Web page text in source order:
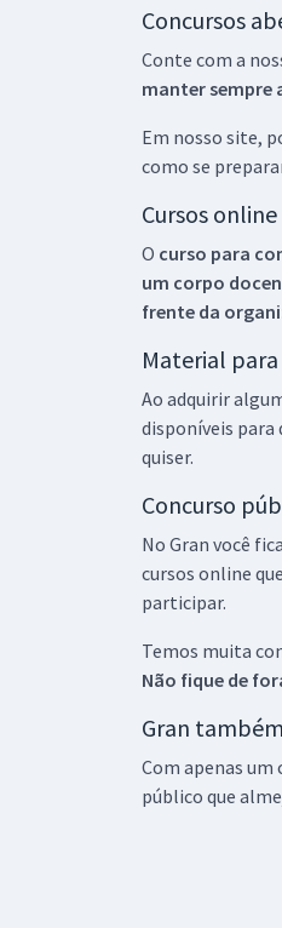
Concursos
Conte com a
manter sempre
Em nosso site,
como se
Cursos
O curso para
um corpo
frente da
Material
Ao adquirir
disponíveis para
quiser.
Concurso
No Gran você
cursos online
participar.
Temos muita
Não fique de
Gran
Com apenas um
público que